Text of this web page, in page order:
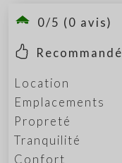
0/5 (0 avis)
Location
Emplacements
Propreté
Tranquilité
Confort